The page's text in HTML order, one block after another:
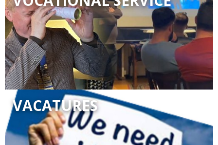
VACATURES